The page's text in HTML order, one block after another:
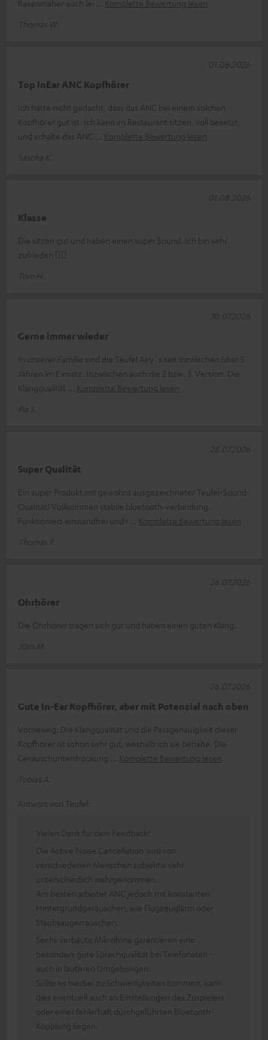
Rasenmäher auch lei
Komplette Bewertung lesen
Thomas W.
Top InEar ANC Kopfhörer
Ich hätte nicht gedacht, dass das ANC bei einem solchen
Kopfhörer gut ist. Ich kann im Restaurant sitzen, voll besetzt,
und schalte das ANC
Komplette Bewertung lesen
Sascha K.
01.08.2026
Klasse
Die sitzen gut und haben einen super Sound. Ich bin sehr
zufrieden 👍🏻
Tom H.
01.08.2026
Gerne immer wieder
In unserer Familie sind die Teufel Airy`s seit inzwischen über 5
Jahren im Einsatz. Inzwischen auch die 2 bzw. 3. Version. Die
Klangqualität
Komplette Bewertung lesen
Pia S.
30.07.2026
Super Qualität
Ein super Produkt mit gewohnt ausgezeichneter Teufel-Sound-
Qualität! Vollkommen stabile bluetooth-verbindung.
Funktioniert einwandfrei und i
Komplette Bewertung lesen
Thomas P.
28.07.2026
Ohrhörer
Die Ohrhörer tragen sich gut und haben einen guten Klang.
Jörn M.
26.07.2026
Gute In-Ear Kopfhörer, aber mit Potenzial nach oben
Vorneweg: Die Klangqualität und die Passgenauigkeit dieser
Kopfhörer ist schon sehr gut, weshalb ich sie behalte. Die
Geräuschunterdrückung
Komplette Bewertung lesen
Tobias A.
26.07.2026
Antwort von Teufel:
Vielen Dank für dein Feedback!
Die Active Noise Cancellation wird von
verschiedenen Menschen subjektiv sehr
unterschiedlich wahrgenommen.
Am besten arbeitet ANC jedoch mit konstanten
Hintergrundgeräuschen, wie Flugzeuglärm oder
Staubsaugerrauschen.
Sechs verbaute Mikrofone garantieren eine
besonders gute Sprachqualität bei Telefonaten -
auch in lauteren Umgebungen.
Sollte es hierbei zu Schwierigkeiten kommen, kann
dies eventuell auch an Einstellungen des Zuspielers
oder einer fehlerhaft durchgeführten Bluetooth-
Kopplung liegen.